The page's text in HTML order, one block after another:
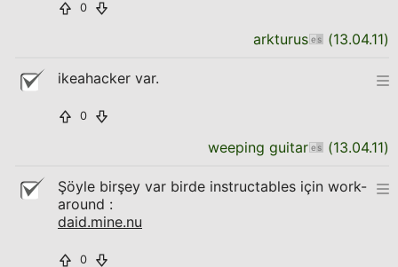
0
arkturus (13.04.11)
ikeahacker var.
0
weeping guitar (13.04.11)
Şöyle birşey var birde instructables için work-
around :
daid.mine.nu
0